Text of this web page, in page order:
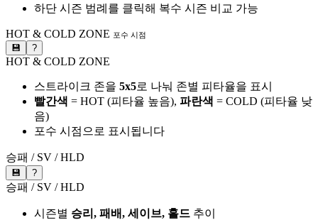
하단 시즌 범례를 클릭해 복수 시즌 비교 가능
HOT & COLD ZONE 포수 시점
💾 ?
HOT & COLD ZONE
스트라이크 존을 5x5로 나눠 존별 피타율을 표시
빨간색 = HOT (피타율 높음), 파란색 = COLD (피타율 낮
음)
포수 시점으로 표시됩니다
승패 / SV / HLD
💾 ?
승패 / SV / HLD
시즌별 승리, 패배, 세이브, 홀드 추이